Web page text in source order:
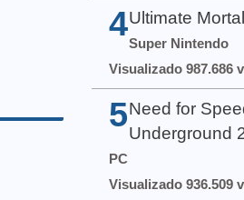
4 Ultimate
Super Nintendo
Visualizado 987.686
5 Need for
Underground
PC
Visualizado 936.509